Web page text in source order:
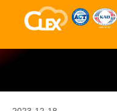
CLEX의
소식을